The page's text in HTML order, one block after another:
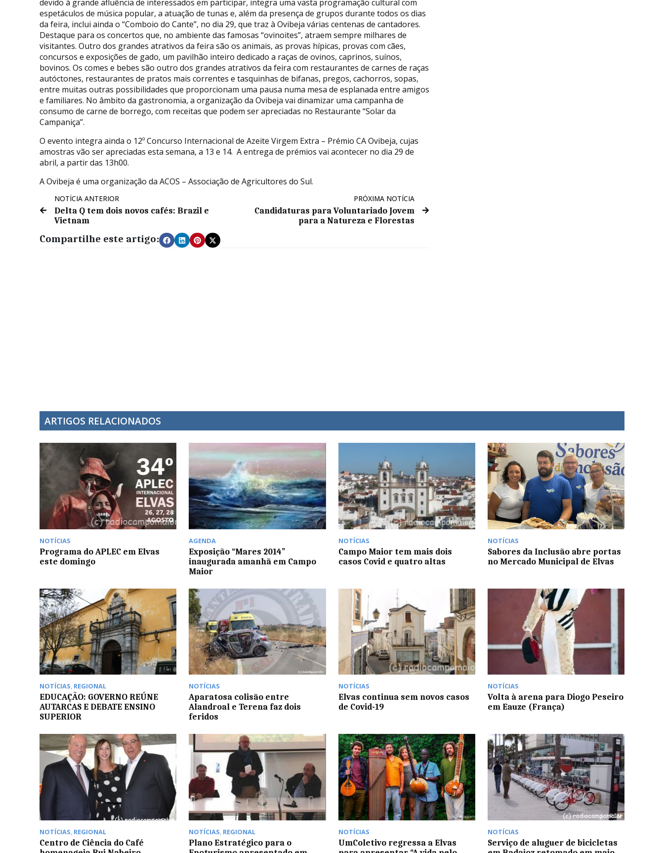
devido à grande afluência de interessados em participar, integra uma vasta programação cultural com
espetáculos de música popular, a atuação de tunas e, além da presença de grupos durante todos os dias
da feira, inclui ainda o “Comboio do Cante”, no dia 29, que traz à Ovibeja várias centenas de cantadores.
Destaque para os concertos que, no ambiente das famosas “ovinoites”, atraem sempre milhares de
visitantes. Outro dos grandes atrativos da feira são os animais, as provas hípicas, provas com cães,
concursos e exposições de gado, um pavilhão inteiro dedicado a raças de ovinos, caprinos, suínos,
bovinos. Os comes e bebes são outro dos grandes atrativos da feira com restaurantes de carnes de raças
autóctones, restaurantes de pratos mais correntes e tasquinhas de bifanas, pregos, cachorros, sopas,
entre muitas outras possibilidades que proporcionam uma pausa numa mesa de esplanada entre amigos
e familiares. No âmbito da gastronomia, a organização da Ovibeja vai dinamizar uma campanha de
consumo de carne de borrego, com receitas que podem ser apreciadas no Restaurante “Solar da
Campaniça”.
O evento integra ainda o 12º Concurso Internacional de Azeite Virgem Extra – Prémio CA Ovibeja, cujas
amostras vão ser apreciadas esta semana, a 13 e 14. A entrega de prémios vai acontecer no dia 29 de
abril, a partir das 13h00.
A Ovibeja é uma organização da ACOS – Associação de Agricultores do Sul.
NOTÍCIA ANTERIOR
Delta Q tem dois novos cafés: Brazil e
Vietnam
PRÓXIMA NOTÍCIA
Candidaturas para Voluntariado Jovem
para a Natureza e Florestas
Compartilhe este artigo:
ARTIGOS RELACIONADOS
NOTÍCIAS
Programa do APLEC em Elvas
este domingo
AGENDA
Exposição “Mares 2014”
inaugurada amanhã em Campo
Maior
NOTÍCIAS
Campo Maior tem mais dois
casos Covid e quatro altas
NOTÍCIAS
Sabores da Inclusão abre portas
no Mercado Municipal de Elvas
NOTÍCIAS, REGIONAL
EDUCAÇÃO: GOVERNO REÚNE
AUTARCAS E DEBATE ENSINO
SUPERIOR
NOTÍCIAS
Aparatosa colisão entre
Alandroal e Terena faz dois
feridos
NOTÍCIAS
Elvas continua sem novos casos
de Covid-19
NOTÍCIAS
Volta à arena para Diogo Peseiro
em Eauze (França)
NOTÍCIAS, REGIONAL
Centro de Ciência do Café
NOTÍCIAS, REGIONAL
Plano Estratégico para o
NOTÍCIAS
UmColetivo regressa a Elvas
NOTÍCIAS
Serviço de aluguer de bicicletas